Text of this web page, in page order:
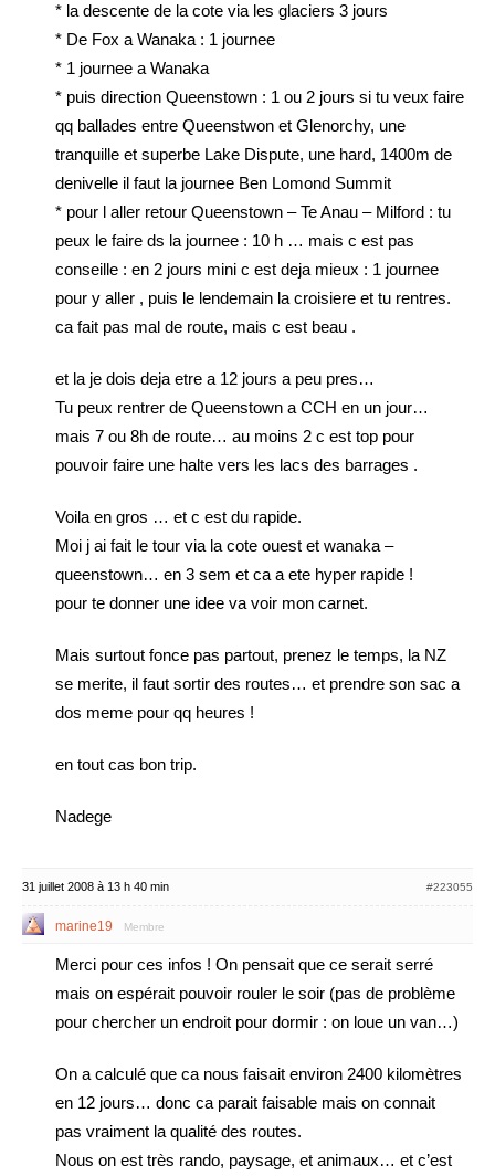
* la descente de la cote via les glaciers 3 jours
* De Fox a Wanaka : 1 journee
* 1 journee a Wanaka
* puis direction Queenstown : 1 ou 2 jours si tu veux faire
qq ballades entre Queenstwon et Glenorchy, une
tranquille et superbe Lake Dispute, une hard, 1400m de
denivelle il faut la journee Ben Lomond Summit
* pour l aller retour Queenstown – Te Anau – Milford : tu
peux le faire ds la journee : 10 h … mais c est pas
conseille : en 2 jours mini c est deja mieux : 1 journee
pour y aller , puis le lendemain la croisiere et tu rentres.
ca fait pas mal de route, mais c est beau .
et la je dois deja etre a 12 jours a peu pres…
Tu peux rentrer de Queenstown a CCH en un jour…
mais 7 ou 8h de route… au moins 2 c est top pour
pouvoir faire une halte vers les lacs des barrages .
Voila en gros … et c est du rapide.
Moi j ai fait le tour via la cote ouest et wanaka –
queenstown… en 3 sem et ca a ete hyper rapide !
pour te donner une idee va voir mon carnet.
Mais surtout fonce pas partout, prenez le temps, la NZ
se merite, il faut sortir des routes… et prendre son sac a
dos meme pour qq heures !
en tout cas bon trip.
Nadege
31 juillet 2008 à 13 h 40 min #223055
marine19 Membre
Merci pour ces infos ! On pensait que ce serait serré
mais on espérait pouvoir rouler le soir (pas de problème
pour chercher un endroit pour dormir : on loue un van…)
On a calculé que ca nous faisait environ 2400 kilomètres
en 12 jours… donc ca parait faisable mais on connait
pas vraiment la qualité des routes.
Nous on est très rando, paysage, et animaux… et c’est